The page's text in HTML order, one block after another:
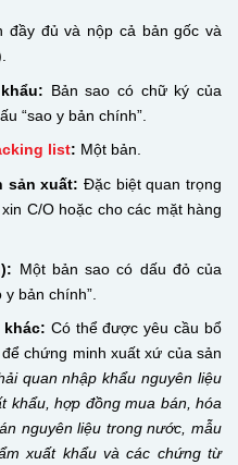
đầy đủ và nộp cả bản gốc và
Bản sao có chữ ký của
“sao y bản chính”.
list: Một bản.
sản xuất: Đặc biệt quan trọng
C/O hoặc cho các mặt hàng
): Một bản sao có dấu đỏ của
bản chính”.
Có thể được yêu cầu bổ
chứng minh xuất xứ của sản
quan nhập khẩu nguyên liệu
khẩu, hợp đồng mua bán, hóa
nguyên liệu trong nước, mẫu
xuất khẩu và các chứng từ